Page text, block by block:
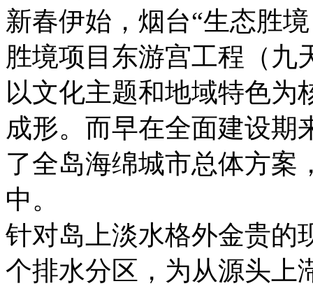
新春伊始，烟台“生态胜
胜境项目东游宫工程（九
以文化主题和地域特色为
成形。而早在全面建设期
了全岛海绵城市总体方案
中。
针对岛上淡水格外金贵的
个排水分区，为从源头上